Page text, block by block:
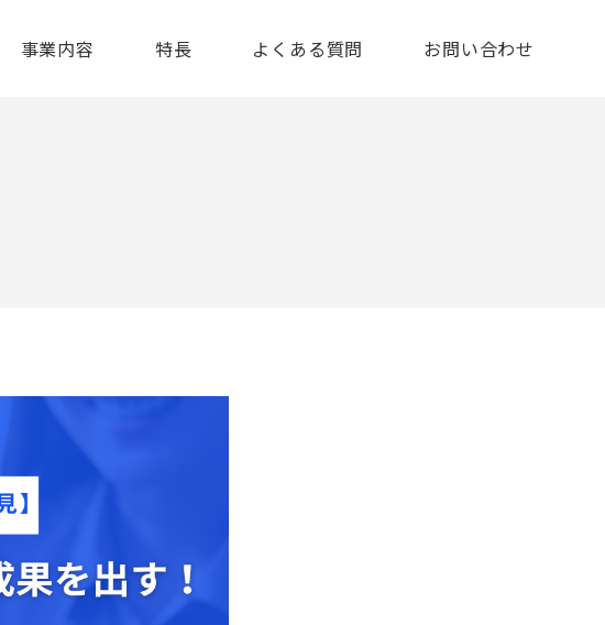
事業内容 特長 よくある質問 お問い合わせ